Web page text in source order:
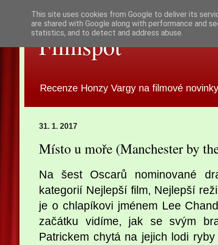
Filmspot
Recenze Honzy Vargy na filmové
31. 1. 2017
Místo u moře (Manchester by
Na šest Oscarů nominované
kategorií Nejlepší film, Nejlepší
je o chlapíkovi jménem Lee
začátku vidíme, jak se svým
Patrickem chytá na jejich lodi
This site uses cookies from Google to deliver its
are shared with Google along with performance and
statistics, and to detect and address abuse.